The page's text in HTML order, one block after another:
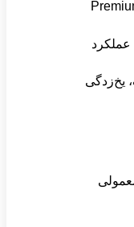
یخ‌زدگی